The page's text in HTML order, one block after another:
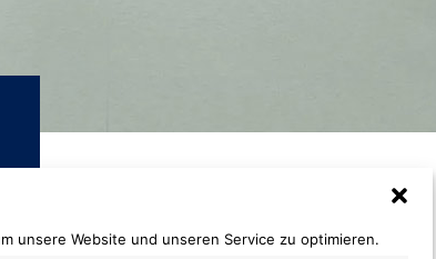
unsere Website und unseren Service zu optimieren.